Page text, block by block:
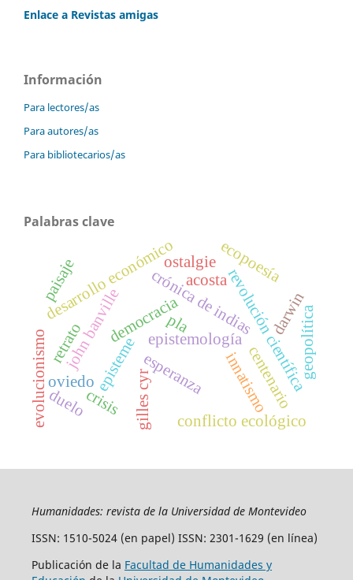
Enlace a Revistas amigas
Información
Para lectores/as
Para autores/as
Para bibliotecarios/as
Palabras clave
esperanza
crónica de indias
democracia
desarrollo económico
gilles cyr
revolución científica
john banville epistemología
episteme innatismo
darwin
oviedo
acosta
evolucionismo
ecopoesía
conflicto ecológico
crisis
retrato pla
paisaje
centenariogeopolítica
ostalgie
duelo
Humanidades: revista de la Universidad de Montevideo
ISSN: 1510-5024 (en papel) ISSN: 2301-1629 (en línea)
Publicación de la Facultad de Humanidades y